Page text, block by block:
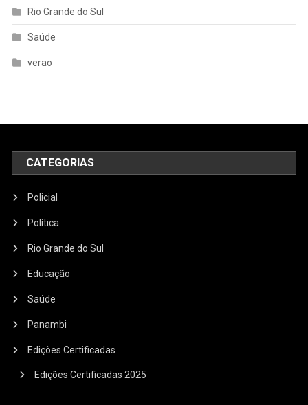
Rio Grande do Sul
Saúde
verao
CATEGORIAS
Policial
Política
Rio Grande do Sul
Educação
Saúde
Panambi
Edições Certificadas
Edições Certificadas 2025